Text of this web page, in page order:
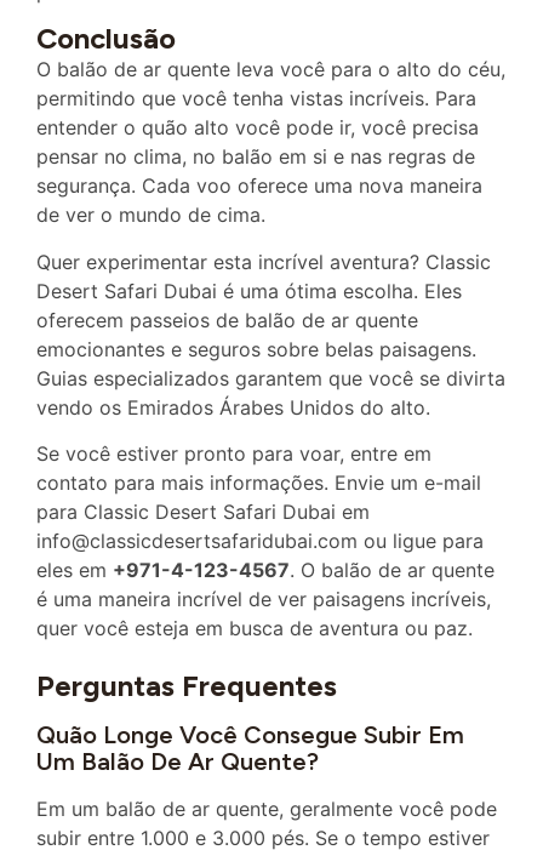
Conclusão
O balão de ar quente leva você para o alto do céu,
permitindo que você tenha vistas incríveis. Para
entender o quão alto você pode ir, você precisa
pensar no clima, no balão em si e nas regras de
segurança. Cada voo oferece uma nova maneira
de ver o mundo de cima.
Quer experimentar esta incrível aventura? Classic
Desert Safari Dubai é uma ótima escolha. Eles
oferecem passeios de balão de ar quente
emocionantes e seguros sobre belas paisagens.
Guias especializados garantem que você se divirta
vendo os Emirados Árabes Unidos do alto.
Se você estiver pronto para voar, entre em
contato para mais informações. Envie um e-mail
para Classic Desert Safari Dubai em
info@classicdesertsafaridubai.com ou ligue para
eles em +971-4-123-4567. O balão de ar quente
é uma maneira incrível de ver paisagens incríveis,
quer você esteja em busca de aventura ou paz.
Perguntas Frequentes
Quão Longe Você Consegue Subir Em
Um Balão De Ar Quente?
Em um balão de ar quente, geralmente você pode
subir entre 1.000 e 3.000 pés. Se o tempo estiver